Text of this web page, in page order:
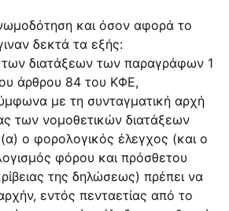
και όσον αφορά το
δεκτά τα εξής:
των διατάξεων των παραγράφων 1
άρθρου 84 του ΚΦΕ,
με τη συνταγματική αρχή
των νομοθετικών διατάξεων
ο φορολογικός έλεγχος (και ο
φόρου και πρόσθετου
της δηλώσεως) πρέπει να
αρχήν, εντός πενταετίας από το